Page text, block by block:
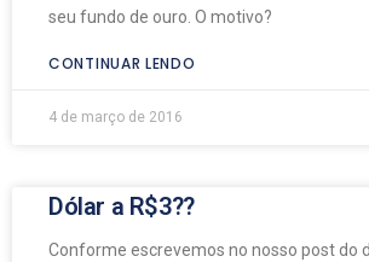
seu fundo de ouro. O motivo?
CONTINUAR LENDO
4 de março de 2016
Dólar a R$3??
Conforme escrevemos no nosso post do